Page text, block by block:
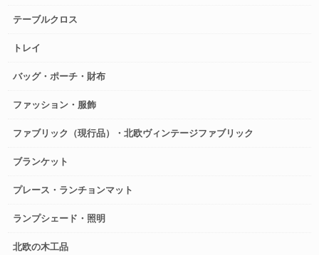
テーブルクロス
トレイ
バッグ・ポーチ・財布
ファッション・服飾
ファブリック（現行品）・北欧ヴィンテージファブリック
ブランケット
プレース・ランチョンマット
ランプシェード・照明
北欧の木工品